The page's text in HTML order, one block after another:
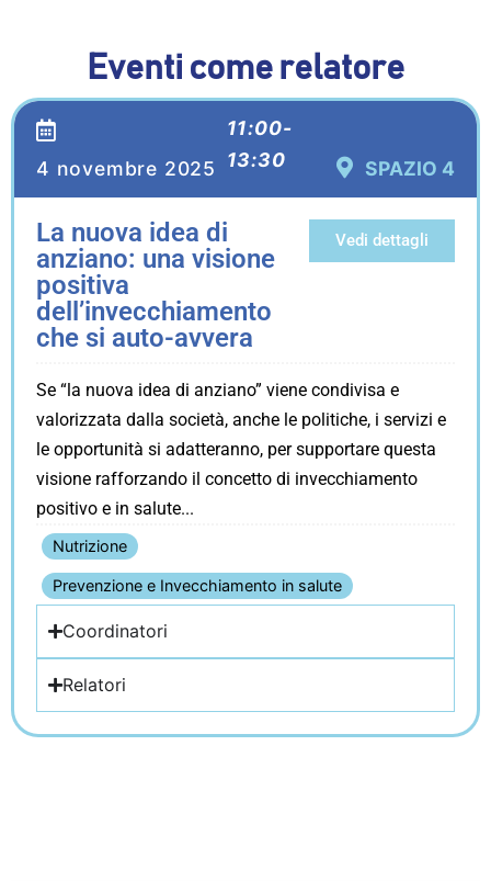
Eventi come relatore
4 novembre 2025
11:00-
13:30
SPAZIO 4
La nuova idea di
anziano: una visione
positiva
dell’invecchiamento
che si auto-avvera
Vedi dettagli
Se “la nuova idea di anziano” viene condivisa e
valorizzata dalla società, anche le politiche, i servizi e
le opportunità si adatteranno, per supportare questa
visione rafforzando il concetto di invecchiamento
positivo e in salute
Nutrizione
Prevenzione e Invecchiamento in salute
Coordinatori
Relatori